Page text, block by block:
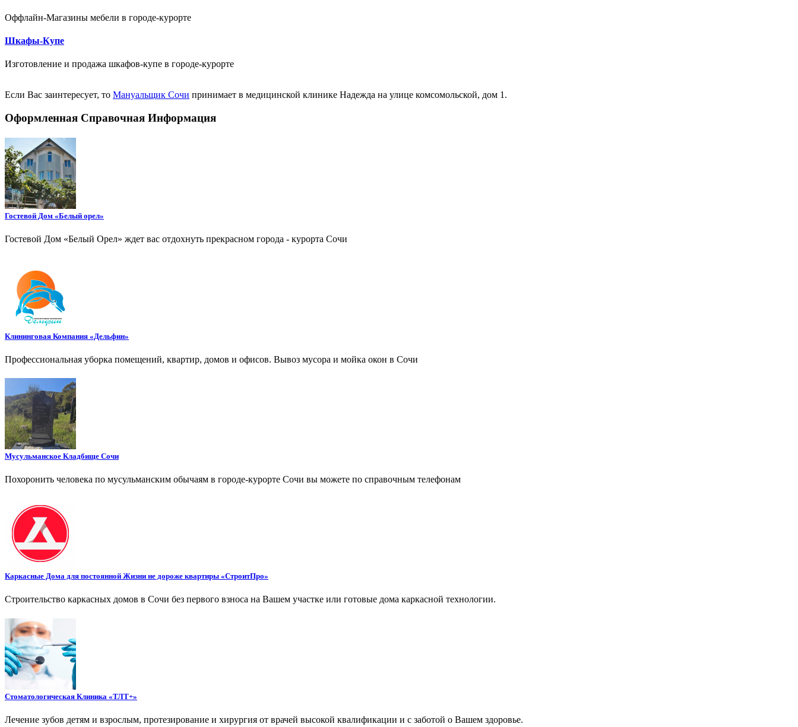
Оффлайн-Магазины мебели в городе-курорте
Шкафы-Купе
Изготовление и продажа шкафов-купе в городе-курорте
Если Вас заинтересует, то Мануальщик Сочи принимает в медицинской клинике Надежда на улице комсомольской, дом 1.
Оформленная Справочная Информация
Гостевой Дом «Белый орел»
Гостевой Дом «Белый Орел» ждет вас отдохнуть прекрасном города - курорта Сочи
Клининговая Компания «Дельфин»
Профессиональная уборка помещений, квартир, домов и офисов. Вывоз мусора и мойка окон в Сочи
Мусульманское Кладбище Сочи
Похоронить человека по мусульманским обычаям в городе-курорте Сочи вы можете по справочным телефонам
Каркасные Дома для постоянной Жизни не дороже квартиры «СтроитПро»
Строительство каркасных домов в Сочи без первого взноса на Вашем участке или готовые дома каркасной технологии.
Стоматологическая Клиника «ТЛТ+»
Лечение зубов детям и взрослым, протезирование и хирургия от врачей высокой квалификации и с заботой о Вашем здоровье.